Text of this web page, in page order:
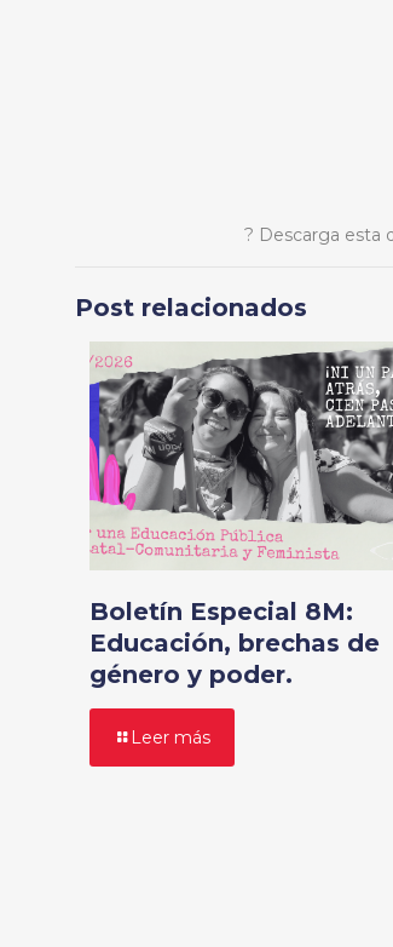
? Descarga esta
Post relacionados
Boletín Especial 8M:
Educación, brechas de
género y poder.
Leer más